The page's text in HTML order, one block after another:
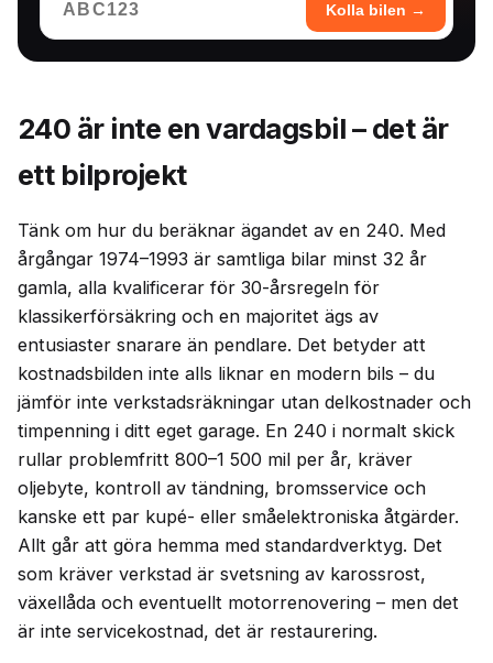
Kolla bilen →
240 är inte en vardagsbil – det är
ett bilprojekt
Tänk om hur du beräknar ägandet av en 240. Med
årgångar 1974–1993 är samtliga bilar minst 32 år
gamla, alla kvalificerar för 30-årsregeln för
klassikerförsäkring och en majoritet ägs av
entusiaster snarare än pendlare. Det betyder att
kostnadsbilden inte alls liknar en modern bils – du
jämför inte verkstadsräkningar utan delkostnader och
timpenning i ditt eget garage. En 240 i normalt skick
rullar problemfritt 800–1 500 mil per år, kräver
oljebyte, kontroll av tändning, bromsservice och
kanske ett par kupé- eller småelektroniska åtgärder.
Allt går att göra hemma med standardverktyg. Det
som kräver verkstad är svetsning av karossrost,
växellåda och eventuellt motorrenovering – men det
är inte servicekostnad, det är restaurering.